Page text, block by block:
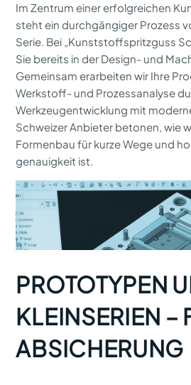
Im Zentrum einer erfolgreichen
steht ein durchgängiger Prozess
Serie. Bei „Kunststoffspritzguss
Sie bereits in der Design- und
Gemeinsam erarbeiten wir Ihre
Werkstoff- und Prozessanalyse
Werk­zeug­entwicklung mit
Schweizer Anbieter betonen, wie
Formenbau für kurze Wege und
genauigkeit ist.
PROTOTYPEN
KLEINSERIEN –
ABSICHERUNG